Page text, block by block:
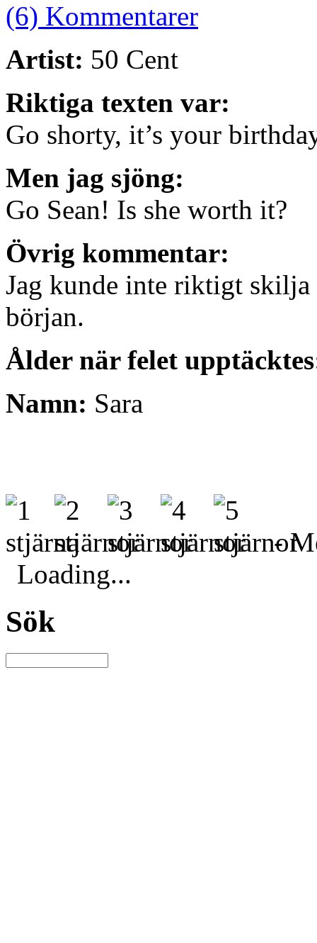
(6) Kommentarer
Artist: 50 Cent
Riktiga texten var:
Go shorty, it’s your
Men jag sjöng:
Go Sean! Is she worth it?
Övrig kommentar:
Jag kunde inte riktigt skilja
början.
Ålder när felet
Namn: Sara
-
Loading...
Sök